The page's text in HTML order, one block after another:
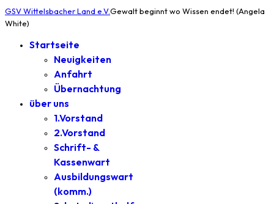
GSV Wittelsbacher Land e.V.Gewalt beginnt wo Wissen endet! (Angela
White)
Startseite
Neuigkeiten
Anfahrt
Übernachtung
über uns
1.Vorstand
2.Vorstand
Schrift- &
Kassenwart
Ausbildungswart
(komm.)